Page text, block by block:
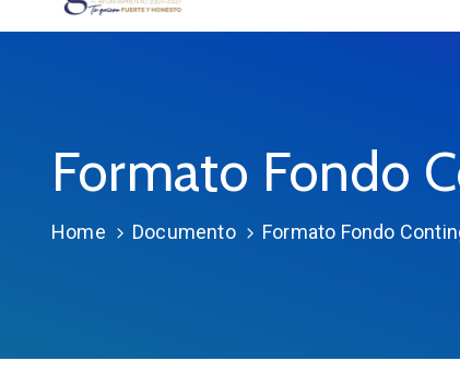
Formato Fondo
Home Documento Formato Fondo